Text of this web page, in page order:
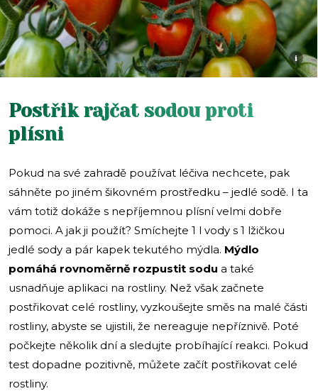
i
Postřik rajčat sodou proti
plísni
Pokud na své zahradě používat léčiva nechcete, pak
sáhněte po jiném šikovném prostředku – jedlé sodě. I ta
vám totiž dokáže s nepříjemnou plísní velmi dobře
pomoci. A jak ji použít? Smíchejte 1 l vody s 1 lžičkou
jedlé sody a pár kapek tekutého mýdla. Mýdlo
pomáhá rovnoměrně rozpustit sodu a také
usnadňuje aplikaci na rostliny. Než však začnete
postřikovat celé rostliny, vyzkoušejte směs na malé části
rostliny, abyste se ujistili, že nereaguje nepříznivě. Poté
počkejte několik dní a sledujte probíhající reakci. Pokud
test dopadne pozitivně, můžete začít postřikovat celé
rostliny.